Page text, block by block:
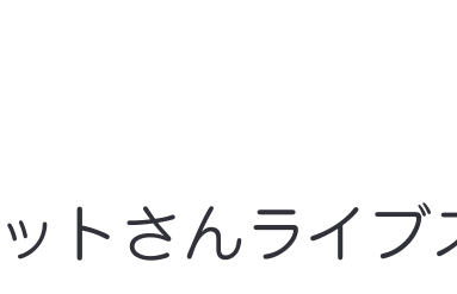
トさんライブ